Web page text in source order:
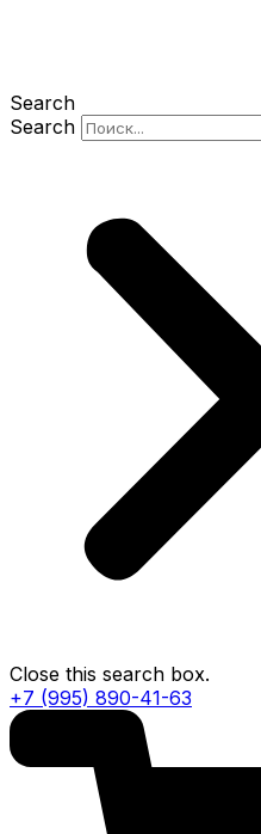
Search
Search
Close this search box.
+7 (995) 890-41-63